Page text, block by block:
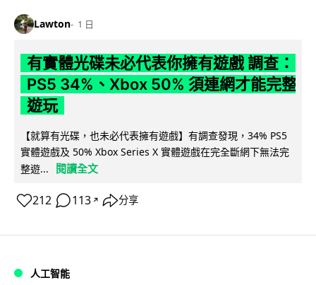
Lawton 1 日
有實體光碟未必代表你擁有遊戲 調查：
PS5 34%、Xbox 50% 須連網才能完整
遊玩
【就算有光碟，也未必代表擁有遊戲】有調查發現，34% PS5
實體遊戲及 50% Xbox Series X 實體遊戲在完全斷網下無法完
整遊...
閱讀全文
212 113 ↗ 分享
人工智能